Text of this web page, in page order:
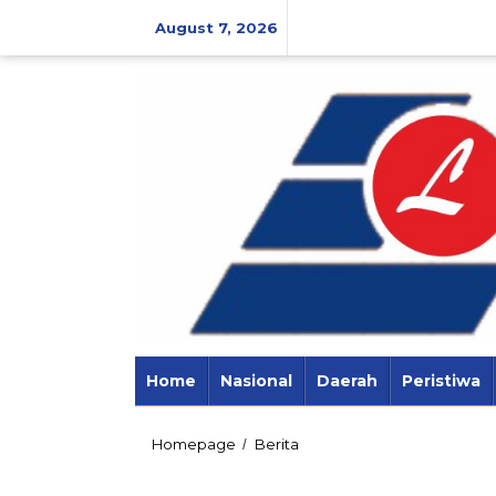
August 7, 2026
Home Nasional Daerah Peristiwa
Homepage / Berita